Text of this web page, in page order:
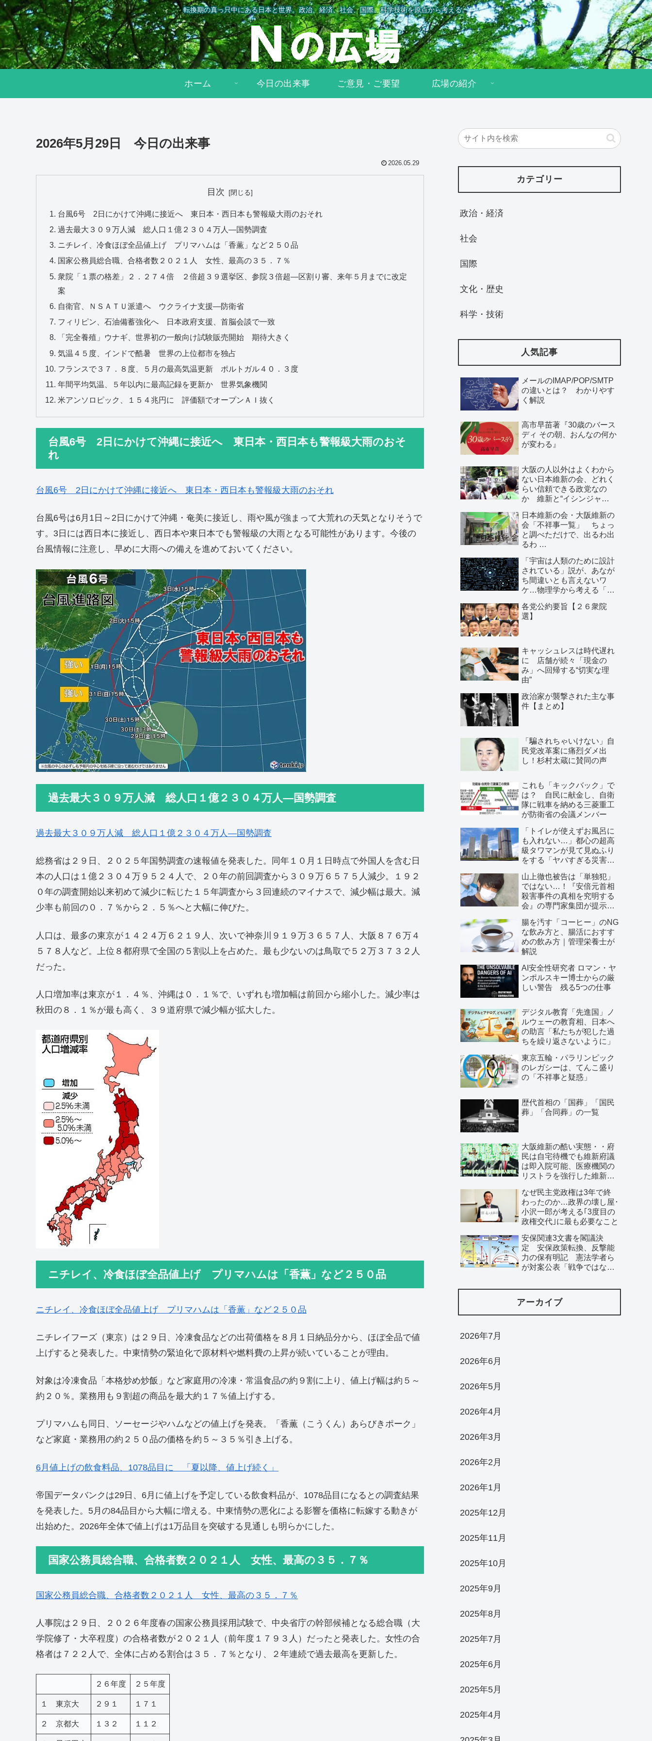
転換期の真っ只中にある日本と世界。政治、経済、社会、国際、科学技術を原点から考える。
ホーム 今日の出来事 ご意見・ご要望 広場の紹介
2026年5月29日 今日の出来事
2026.05.29
目次
台風6号 2日にかけて沖縄に接近へ 東日本・西日本も警報級大雨のおそれ
過去最大３０９万人減 総人口１億２３０４万人―国勢調査
ニチレイ、冷食ほぼ全品値上げ プリマハムは「香薫」など２５０品
国家公務員総合職、合格者数２０２１人 女性、最高の３５．７％
衆院「１票の格差」２．２７４倍 ２倍超３９選挙区、参院３倍超―区割り審、来年５月までに改定
案
自衛官、ＮＳＡＴＵ派遣へ ウクライナ支援―防衛省
フィリピン、石油備蓄強化へ 日本政府支援、首脳会談で一致
「完全養殖」ウナギ、世界初の一般向け試験販売開始 期待大きく
気温４５度、インドで酷暑 世界の上位都市を独占
フランスで３７．８度、５月の最高気温更新 ポルトガル４０．３度
年間平均気温、５年以内に最高記録を更新か 世界気象機関
米アンソロピック、１５４兆円に 評価額でオープンＡＩ抜く
台風6号 2日にかけて沖縄に接近へ 東日本・西日本も警報級大雨のおそ
れ
台風6号 2日にかけて沖縄に接近へ 東日本・西日本も警報級大雨のおそれ
台風6号は6月1日～2日にかけて沖縄・奄美に接近し、雨や風が強まって大荒れの天気となりそうで
す。3日には西日本に接近し、西日本や東日本でも警報級の大雨となる可能性があります。今後の
台風情報に注意し、早めに大雨への備えを進めておいてください。
過去最大３０９万人減 総人口１億２３０４万人―国勢調査
過去最大３０９万人減 総人口１億２３０４万人―国勢調査
総務省は２９日、２０２５年国勢調査の速報値を発表した。同年１０月１日時点で外国人を含む日
本の人口は１億２３０４万９５２４人で、２０年の前回調査から３０９万６５７５人減少。１９２
０年の調査開始以来初めて減少に転じた１５年調査から３回連続のマイナスで、減少幅は最大。減
少率も前回の０．７％から２．５％へと大幅に伸びた。
人口は、最多の東京が１４２４万６２１９人、次いで神奈川９１９万３６５７人、大阪８７６万４
５７８人など。上位８都府県で全国の５割以上を占めた。最も少ないのは鳥取で５２万３７３２人
だった。
人口増加率は東京が１．４％、沖縄は０．１％で、いずれも増加幅は前回から縮小した。減少率は
秋田の８．１％が最も高く、３９道府県で減少幅が拡大した。
ニチレイ、冷食ほぼ全品値上げ プリマハムは「香薫」など２５０品
ニチレイ、冷食ほぼ全品値上げ プリマハムは「香薫」など２５０品
ニチレイフーズ（東京）は２９日、冷凍食品などの出荷価格を８月１日納品分から、ほぼ全品で値
上げすると発表した。中東情勢の緊迫化で原材料や燃料費の上昇が続いていることが理由。
対象は冷凍食品「本格炒め炒飯」など家庭用の冷凍・常温食品の約９割に上り、値上げ幅は約５～
約２０％。業務用も９割超の商品を最大約１７％値上げする。
プリマハムも同日、ソーセージやハムなどの値上げを発表。「香薫（こうくん）あらびきポーク」
など家庭・業務用の約２５０品の価格を約５～３５％引き上げる。
6月値上げの飲食料品、1078品目に 「夏以降、値上げ続く」
帝国データバンクは29日、6月に値上げを予定している飲食料品が、1078品目になるとの調査結果
を発表した。5月の84品目から大幅に増える。中東情勢の悪化による影響を価格に転嫁する動きが
出始めた。2026年全体で値上げは1万品目を突破する見通しも明らかにした。
国家公務員総合職、合格者数２０２１人 女性、最高の３５．７％
国家公務員総合職、合格者数２０２１人 女性、最高の３５．７％
人事院は２９日、２０２６年度春の国家公務員採用試験で、中央省庁の幹部候補となる総合職（大
学院修了・大卒程度）の合格者数が２０２１人（前年度１７９３人）だったと発表した。女性の合
格者は７２２人で、全体に占める割合は３５．７％となり、２年連続で過去最高を更新した。
２６年度 ２５年度
１ 東京大 ２９１ １７１
２ 京都大 １３２ １１２
カテゴリー
政治・経済
社会
国際
文化・歴史
科学・技術
人気記事
メールのIMAP/POP/SMTP
の違いとは？ わかりやす
く解説
高市早苗著『30歳のバース
ディ その朝、おんなの何か
が変わる』
大阪の人以外はよくわから
ない日本維新の会、どれく
らい信頼できる政党なの
か 維新と“イシンジャ
る、大阪で起きていること
日本維新の会・大阪維新の
会「不祥事一覧」 ちょっ
と調べただけで、出るわ出
るわ …
「宇宙は人類のために設計
されている」説が、あなが
ち間違いとも言えないワ
ケ…物理学から考える「こ
各党公約要旨【２６衆院
選】
キャッシュレスは時代遅れ
に 店舗が続々「現金の
み」へ回帰する“切実な理
由”
政治家が襲撃された主な事
件【まとめ】
「騙されちゃいけない」自
民党改革案に痛烈ダメ出
し！杉村太蔵に賛同の声
これも「キックバック」で
は？ 自民に献金し、自衛
隊に戦車を納める三菱重工
が防衛省の会議メンバー
「トイレが使えずお風呂に
も入れない…」都心の超高
級タワマンが見て見ぬふり
をする「ヤバすぎる災害リ
山上徹也被告は「単独犯」
ではない…！『安倍元首相
殺害事件の真相を究明する
会』の専門家集団が提示し
腸を汚す「コーヒー」のNG
な飲み方と、腸活におすす
めの飲み方｜管理栄養士が
解説
AI安全性研究者 ロマン・ヤ
ンポルスキー博士からの厳
しい警告 残る5つの仕事
デジタル教育「先進国」ノ
ルウェーの教育相、日本へ
の助言「私たちが犯した過
ちを繰り返さないように」
東京五輪・パラリンピック
のレガシーは、てんこ盛り
の「不祥事と疑惑」
歴代首相の「国葬」「国民
葬」「合同葬」の一覧
大阪維新の酷い実態・・府
民は自宅待機でも維新府議
は即入院可能、医療機関の
リストラを強行した維新、
開催…
なぜ民主党政権は3年で終
わったのか…政界の壊し屋･
小沢一郎が考える｢3度目の
政権交代｣に最も必要なこと
安保関連3文書を閣議決
定 安保政策転換、反撃能
力の保有明記 憲法学者ら
が対案公表「戦争ではなく
アーカイブ
2026年7月
2026年6月
2026年5月
2026年4月
2026年3月
2026年2月
2026年1月
2025年12月
2025年11月
2025年10月
2025年9月
2025年8月
2025年7月
2025年6月
2025年5月
2025年4月